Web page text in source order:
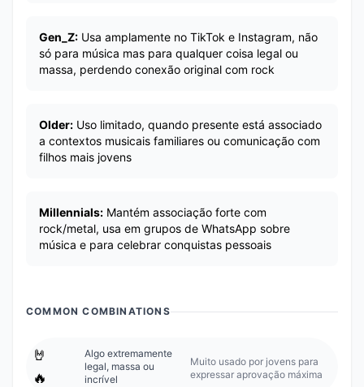
Gen_Z: Usa amplamente no TikTok e Instagram, não
só para música mas para qualquer coisa legal ou
massa, perdendo conexão original com rock
Older: Uso limitado, quando presente está associado
a contextos musicais familiares ou comunicação com
filhos mais jovens
Millennials: Mantém associação forte com
rock/metal, usa em grupos de WhatsApp sobre
música e para celebrar conquistas pessoais
COMMON COMBINATIONS
🤘
🔥
Algo extremamente
legal, massa ou
incrível
Muito usado por jovens para
expressar aprovação máxima